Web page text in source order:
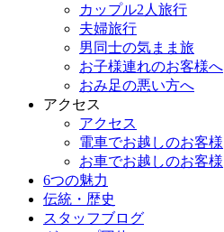
カップル2人旅行
夫婦旅行
男同士の気まま旅
お子様連れのお客様へ
おみ足の悪い方へ
アクセス
アクセス
電車でお越しのお客様
お車でお越しのお客様
6つの魅力
伝統・歴史
スタッフブログ